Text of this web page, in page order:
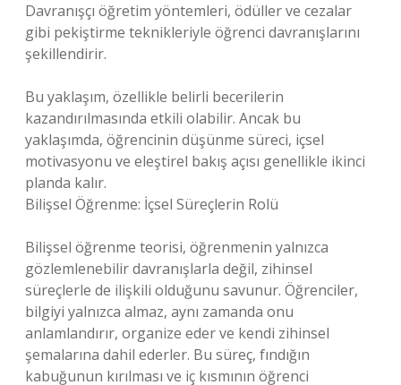
Davranışçı öğretim yöntemleri, ödüller ve cezalar
gibi pekiştirme teknikleriyle öğrenci davranışlarını
şekillendirir.
Bu yaklaşım, özellikle belirli becerilerin
kazandırılmasında etkili olabilir. Ancak bu
yaklaşımda, öğrencinin düşünme süreci, içsel
motivasyonu ve eleştirel bakış açısı genellikle ikinci
planda kalır.
Bilişsel Öğrenme: İçsel Süreçlerin Rolü
Bilişsel öğrenme teorisi, öğrenmenin yalnızca
gözlemlenebilir davranışlarla değil, zihinsel
süreçlerle de ilişkili olduğunu savunur. Öğrenciler,
bilgiyi yalnızca almaz, aynı zamanda onu
anlamlandırır, organize eder ve kendi zihinsel
şemalarına dahil ederler. Bu süreç, fındığın
kabuğunun kırılması ve iç kısmının öğrenci